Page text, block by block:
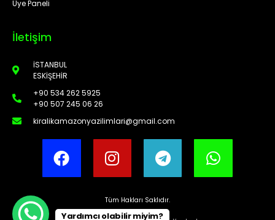
Üye Paneli
İletişim
İSTANBUL
ESKİŞEHİR
+90 534 262 5925
+90 507 245 06 26
kiralikamazonyazilimlari@gmail.com
Tüm Hakları Saklıdır.
Yardımcı olabilir miyim?